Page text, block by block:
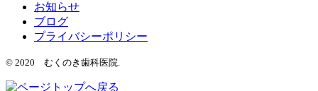
お知らせ
ブログ
プライバシーポリシー
© 2020 むくのき歯科医院.